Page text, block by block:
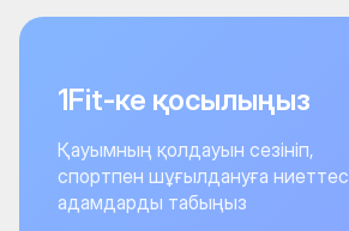
1Fit-ке қосылыңыз
Қауымның қолдауын сезініп,
спортпен шұғылдануға ниеттес
адамдарды табыңыз